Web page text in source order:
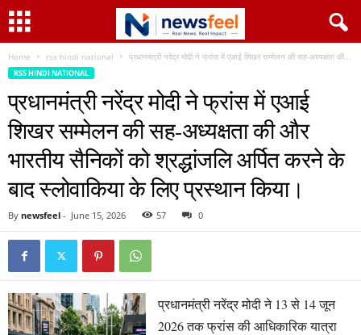
Home rss hindi national प्रधानमंत्री नरेंद्र मोदी ने फ्रांस में एआई शिखर सम्मेलन की सह-अध्यक्षता की...
RSS HINDI NATIONAL
प्रधानमंत्री नरेंद्र मोदी ने फ्रांस में एआई
शिखर सम्मेलन की सह-अध्यक्षता की और
भारतीय सैनिकों को श्रद्धांजलि अर्पित करने के
बाद स्लोवाकिया के लिए प्रस्थान किया।
By newsfeel - June 15, 2026 57 0
प्रधानमंत्री नरेंद्र मोदी ने 13 से 14 जून
2026 तक फ्रांस की आधिकारिक यात्रा